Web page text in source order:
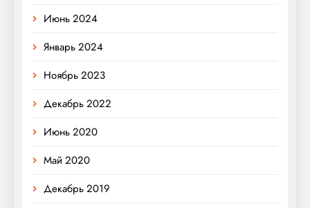
Июнь 2024
Январь 2024
Ноябрь 2023
Декабрь 2022
Июнь 2020
Май 2020
Декабрь 2019